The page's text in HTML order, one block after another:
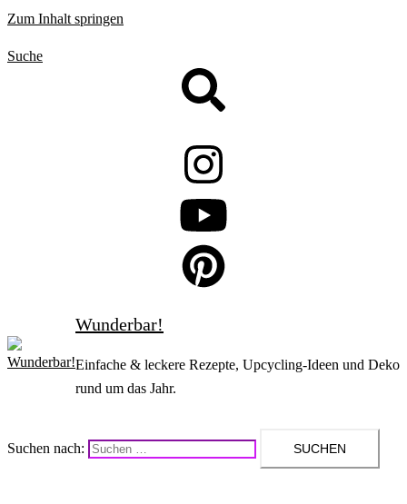
Zum Inhalt springen
Suche
Wunderbar!
Einfache & leckere Rezepte, Upcycling-Ideen und Deko
rund um das Jahr.
Suchen nach: